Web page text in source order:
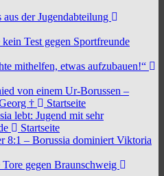
aus der Jugendabteilung
kein Test gegen Sportfreunde
mithelfen, etwas aufzubauen!“
von einem Ur-Borussen –
†
Startseite
lebt: Jugend mit sehr
Startseite
8:1 – Borussia dominiert Viktoria
gegen Braunschweig